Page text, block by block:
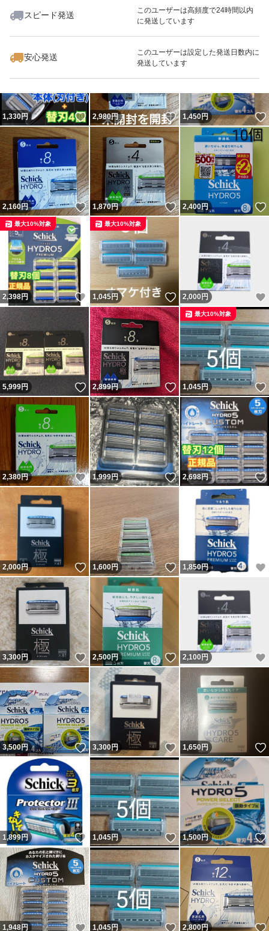
スピード発送
このユーザーは高頻度で24時間以内
に発送しています
安心発送
このユーザーは設定した発送日数内に
発送しています
いいね！
1,759
1,330円 いいね！
2,980円 いいね！
1,450円
2,160円 いいね！
1,870円 いいね！
2,400円
2,398円 いいね！
最大10%対象
1,045円 いいね！
最大10%対象
2,000 円
5,999円 いいね！
2,899円 いいね！
1,045円
最大10%対象
2,380円 いいね！
1,999円 いいね！
2,698円
2,000円 いいね！
1,600円 いいね！
1,850円
3,300円 いいね！
2,500円 いいね！
2,100 円
3,500円 いいね！
3,300円 いいね！
1,650円
1,899円 いいね！
1,045円 いいね！
1,500円
1,948円 いいね！
1,045円 いいね！
2,800円